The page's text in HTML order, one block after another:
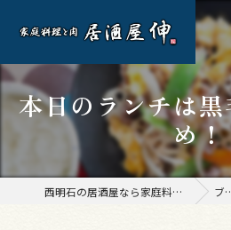
本日のランチは
め！
西明石の居酒屋なら家庭料理と肉 居酒屋 伸 ブログ